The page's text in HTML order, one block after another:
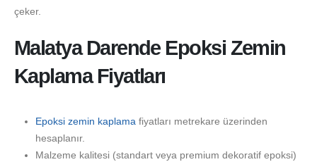
çeker.
Malatya Darende Epoksi Zemin
Kaplama Fiyatları
Epoksi zemin kaplama fiyatları metrekare üzerinden
hesaplanır.
Malzeme kalitesi (standart veya premium dekoratif epoksi)